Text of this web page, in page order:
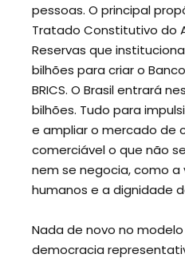
pessoas. O principal
Tratado Constitutivo do
Reservas que
bilhões para criar o
BRICS. O Brasil entrará
bilhões. Tudo para
e ampliar o mercado de
comerciável o que não
nem se negocia, como a
humanos e a dignidade
Nada de novo no
democracia